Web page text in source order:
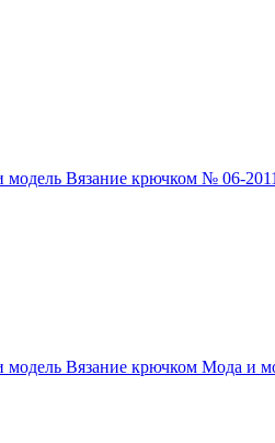
модель Вязание крючком № 06-2011
модель Вязание крючком Мода и